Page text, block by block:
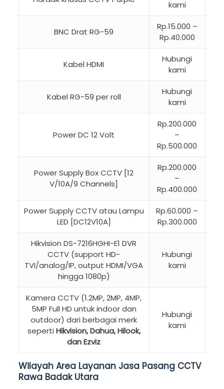
kami
BNC Drat RG-59
Rp.15.000 –
Rp.40.000
Kabel HDMI
Hubungi
kami
Kabel RG-59 per roll
Hubungi
kami
Power DC 12 Volt
Rp.200.000
–
Rp.500.000
Power Supply Box CCTV [12
V/10A/9 Channels]
Rp.200.000
–
Rp.400.000
Power Supply CCTV atau Lampu
LED [DC12V10A]
Rp.60.000 –
Rp.300.000
Hikvision DS-7216HGHI-E1 DVR
CCTV (support HD-
TVI/analog/IP, output HDMI/VGA
hingga 1080p)
Hubungi
kami
Kamera CCTV (1.2MP, 2MP, 4MP,
5MP Full HD untuk indoor dan
outdoor) dari berbagai merk
seperti Hikvision, Dahua, Hilook,
dan Ezviz
Hubungi
kami
Wilayah Area Layanan Jasa Pasang CCTV
Rawa Badak Utara